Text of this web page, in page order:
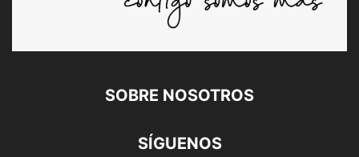
SOBRE NOSOTROS
SÍGUENOS